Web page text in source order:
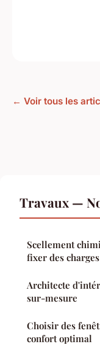
← Voir tous les
Travaux —
Scellement
fixer des
Architecte
sur-mesure
Choisir des
confort optimal